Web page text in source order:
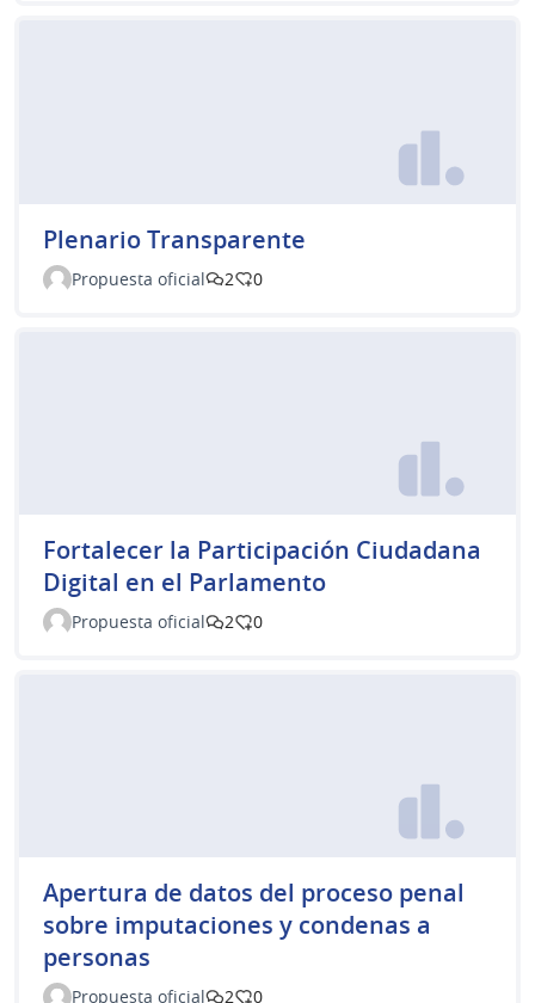
Plenario Transparente
Propuesta oficial 2 0
Fortalecer la Participación Ciudadana
Digital en el Parlamento
Propuesta oficial 2 0
Apertura de datos del proceso penal
sobre imputaciones y condenas a
personas
Propuesta oficial 2 0